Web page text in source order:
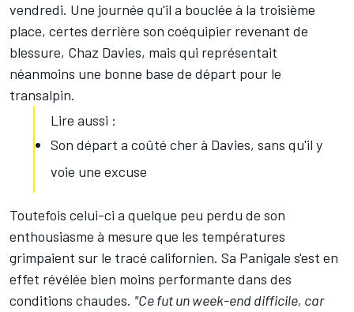
vendredi. Une journée qu'il a bouclée à la troisième
place, certes derrière son coéquipier revenant de
blessure, Chaz Davies, mais qui représentait
néanmoins une bonne base de départ pour le
transalpin.
Lire aussi :
Son départ a coûté cher à Davies, sans qu'il y
voie une excuse
Toutefois celui-ci a quelque peu perdu de son
enthousiasme à mesure que les températures
grimpaient sur le tracé californien. Sa Panigale s'est en
effet révélée bien moins performante dans des
conditions chaudes. "Ce fut un week-end difficile, car